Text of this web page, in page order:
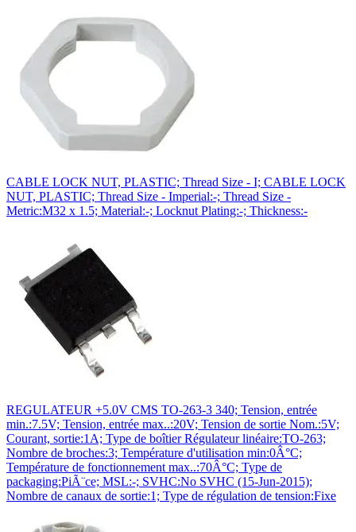
CABLE LOCK NUT, PLASTIC; Thread Size - I; CABLE LOCK
NUT, PLASTIC; Thread Size - Imperial:-; Thread Size -
Metric:M32 x 1.5; Material:-; Locknut Plating:-; Thickness:-
REGULATEUR +5.0V CMS TO-263-3 340; Tension, entrée
min.:7.5V; Tension, entrée max..:20V; Tension de sortie Nom.:5V;
Courant, sortie:1A; Type de boîtier Régulateur linéaire:TO-263;
Nombre de broches:3; Température d'utilisation min:0Â°C;
Température de fonctionnement max..:70Â°C; Type de
packaging:PiÃ¨ce; MSL:-; SVHC:No SVHC (15-Jun-2015);
Nombre de canaux de sortie:1; Type de régulation de tension:Fixe